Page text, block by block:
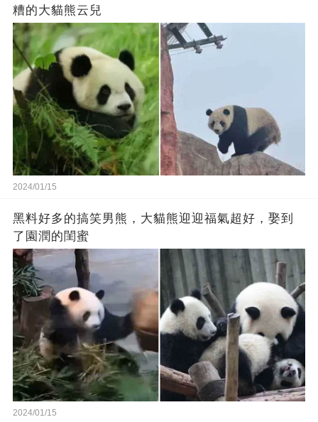
糟的大貓熊云兒
2024/01/15
黑料好多的搞笑男熊，大貓熊迎迎福氣超好，娶到
了園潤的閨蜜
2024/01/15